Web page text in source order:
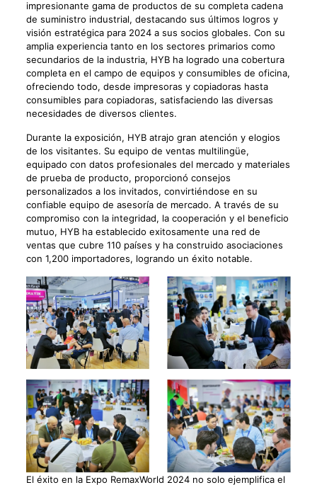
impresionante gama de productos de su completa cadena
de suministro industrial, destacando sus últimos logros y
visión estratégica para 2024 a sus socios globales. Con su
amplia experiencia tanto en los sectores primarios como
secundarios de la industria, HYB ha logrado una cobertura
completa en el campo de equipos y consumibles de oficina,
ofreciendo todo, desde impresoras y copiadoras hasta
consumibles para copiadoras, satisfaciendo las diversas
necesidades de diversos clientes.
Durante la exposición, HYB atrajo gran atención y elogios
de los visitantes. Su equipo de ventas multilingüe,
equipado con datos profesionales del mercado y materiales
de prueba de producto, proporcionó consejos
personalizados a los invitados, convirtiéndose en su
confiable equipo de asesoría de mercado. A través de su
compromiso con la integridad, la cooperación y el beneficio
mutuo, HYB ha establecido exitosamente una red de
ventas que cubre 110 países y ha construido asociaciones
con 1,200 importadores, logrando un éxito notable.
El éxito en la Expo RemaxWorld 2024 no solo ejemplifica el